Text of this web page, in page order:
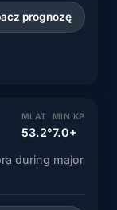
prognozę
MLAT
53.2°
MIN KP
7.0+
during major